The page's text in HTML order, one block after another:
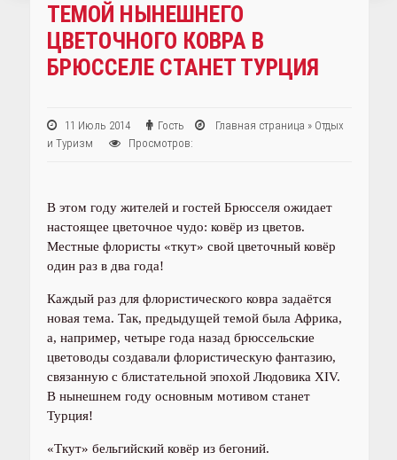
ТЕМОЙ НЫНЕШНЕГО
ЦВЕТОЧНОГО КОВРА В
БРЮССЕЛЕ СТАНЕТ ТУРЦИЯ
11 Июль 2014 Гость Главная страница » Отдых
и Туризм
Просмотров:
В этом году жителей и гостей Брюсселя ожидает
настоящее цветочное чудо: ковёр из цветов.
Местные флористы «ткут» свой цветочный ковёр
один раз в два года!
Каждый раз для флористического ковра задаётся
новая тема. Так, предыдущей темой была Африка,
а, например, четыре года назад брюссельские
цветоводы создавали флористическую фантазию,
связанную с блистательной эпохой Людовика XIV.
В нынешнем году основным мотивом станет
Турция!
«Ткут» бельгийский ковёр из бегоний.